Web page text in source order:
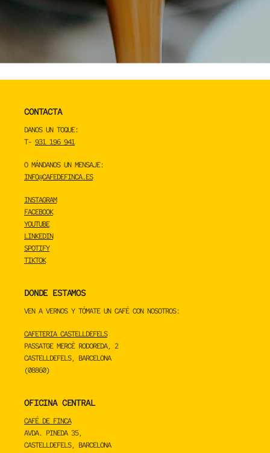
CONTACTA
DANOS UN TOQUE:
T- 931 196 941
O MÁNDANOS UN MENSAJE:
INFO@CAFEDEFINCA.ES
INSTAGRAM
FACEBOOK
YOUTUBE
LINKEDIN
SPOTIFY
TIKTOK
DONDE ESTAMOS
VEN A VERNOS Y TÓMATE UN CAFÉ CON NOSOTROS:
CAFETERIA CASTELLDEFELS
PASSATGE MERCÈ RODOREDA, 2
CASTELLDEFELS, BARCELONA
(08860)
OFICINA CENTRAL
CAFÉ DE FINCA
AVDA. PINEDA 35,
CASTELLDEFELS, BARCELONA